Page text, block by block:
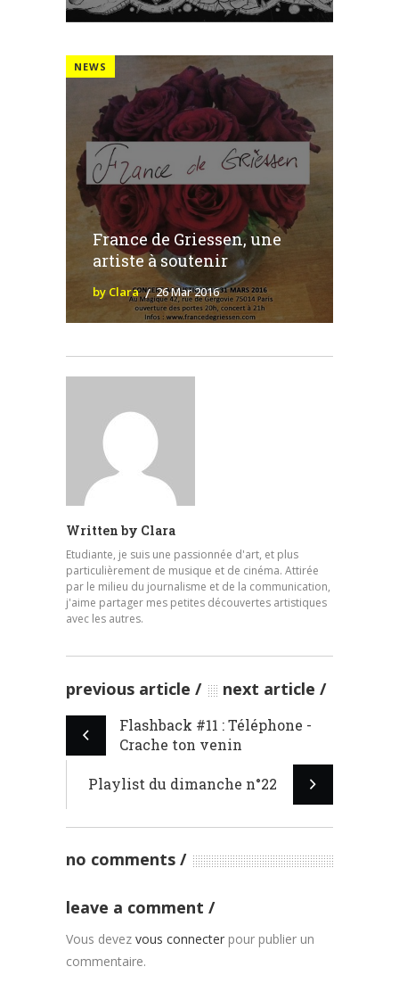
NEWS
France de Griessen, une
artiste à soutenir
by Clara 26 Mar 2016
Written by Clara
Etudiante, je suis une passionnée d'art, et plus
particulièrement de musique et de cinéma. Attirée
par le milieu du journalisme et de la communication,
j'aime partager mes petites découvertes artistiques
avec les autres.
previous article next article
Flashback #11 : Téléphone -
Crache ton venin
Playlist du dimanche n°22
no comments
leave a comment
Vous devez vous connecter pour publier un
commentaire.